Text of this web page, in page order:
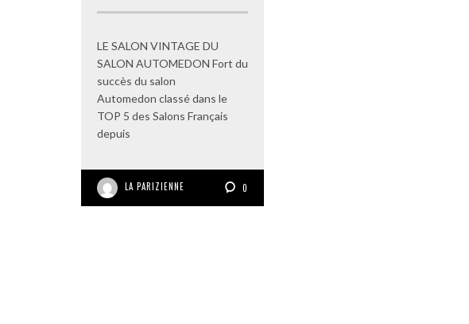
LE SALON VINTAGE DU
SALON AUTOMEDON Fort du
succès du salon
Automedon classé dans le
TOP 5 des Salons Français
depuis
LA PARIZIENNE 0